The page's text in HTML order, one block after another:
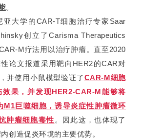
。
亚大学的CAR-T细胞治疗专家Saar
创立了Carisma Therapeutics
M疗法用以治疗肿瘤。直至2020
论文报道采用靶向HER2的CAR对
并使用小鼠模型验证了CAR-M细胞
果，并发现HER2-CAR-M能够将
M1巨噬细胞，诱导炎症性肿瘤微环
肿瘤细胞毒性 。因此这，也体现了
创造促炎环境的主要优势。